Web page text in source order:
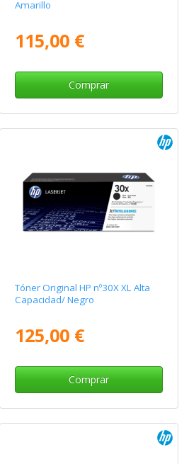
Amarillo
115,00 €
Comprar
Tóner Original HP nº30X XL Alta
Capacidad/ Negro
125,00 €
Comprar